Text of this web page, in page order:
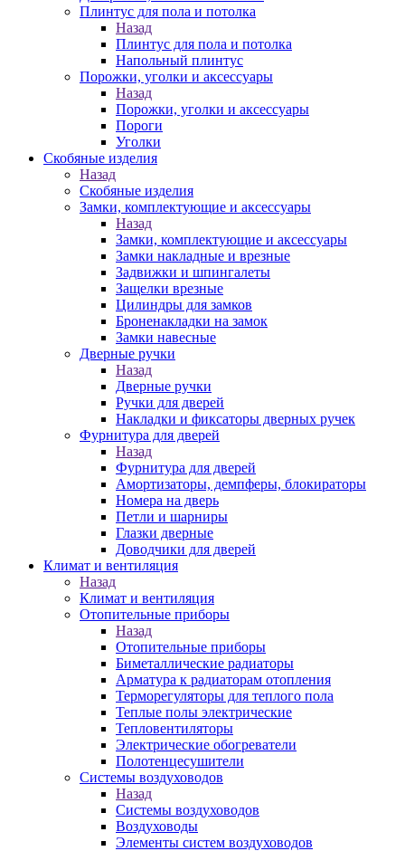
Плинтус для пола и потолка
Назад
Плинтус для пола и потолка
Напольный плинтус
Порожки, уголки и аксессуары
Назад
Порожки, уголки и аксессуары
Пороги
Уголки
Скобяные изделия
Назад
Скобяные изделия
Замки, комплектующие и аксессуары
Назад
Замки, комплектующие и аксессуары
Замки накладные и врезные
Задвижки и шпингалеты
Защелки врезные
Цилиндры для замков
Броненакладки на замок
Замки навесные
Дверные ручки
Назад
Дверные ручки
Ручки для дверей
Накладки и фиксаторы дверных ручек
Фурнитура для дверей
Назад
Фурнитура для дверей
Амортизаторы, демпферы, блокираторы
Номера на дверь
Петли и шарниры
Глазки дверные
Доводчики для дверей
Климат и вентиляция
Назад
Климат и вентиляция
Отопительные приборы
Назад
Отопительные приборы
Биметаллические радиаторы
Арматура к радиаторам отопления
Терморегуляторы для теплого пола
Теплые полы электрические
Тепловентиляторы
Электрические обогреватели
Полотенцесушители
Системы воздуховодов
Назад
Системы воздуховодов
Воздуховоды
Элементы систем воздуховодов